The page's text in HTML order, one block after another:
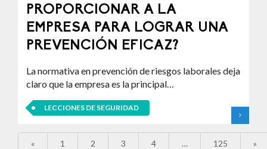
PROPORCIONAR A LA
EMPRESA PARA LOGRAR UNA
PREVENCIÓN EFICAZ?
La normativa en prevención de riesgos laborales deja
claro que la empresa es la principal…
LECCIONES DE SEGURIDAD
« 1 2 3 4 … 125 »